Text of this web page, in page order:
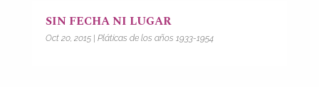
SIN FECHA NI LUGAR
Oct 20, 2015| Pláticas de los años 1933-1954